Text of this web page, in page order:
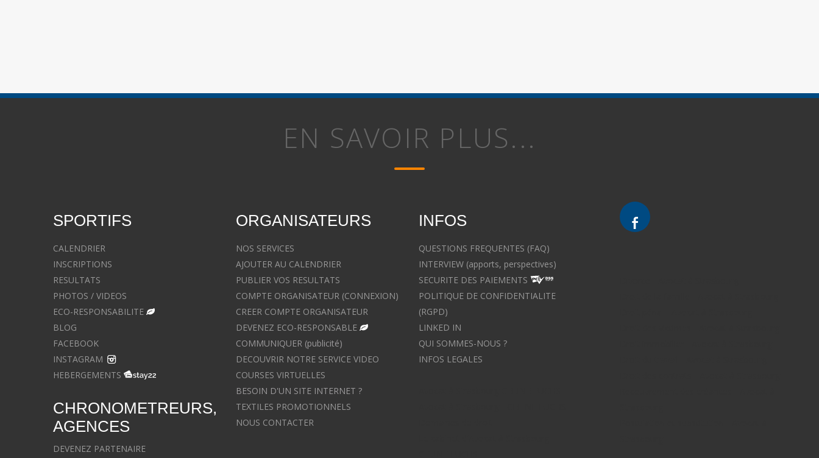
EN SAVOIR PLUS...
SPORTIFS
CALENDRIER
INSCRIPTIONS
RESULTATS
PHOTOS / VIDEOS
ECO-RESPONSABILITE
BLOG
FACEBOOK
INSTAGRAM
HEBERGEMENTS
CHRONOMETREURS,
AGENCES
DEVENEZ PARTENAIRE
ORGANISATEURS
NOS SERVICES
AJOUTER AU CALENDRIER
PUBLIER VOS RESULTATS
COMPTE ORGANISATEUR (CONNEXION)
CREER COMPTE ORGANISATEUR
DEVENEZ ECO-RESPONSABLE
COMMUNIQUER (publicité)
DECOUVRIR NOTRE SERVICE VIDEO
COURSES VIRTUELLES
BESOIN D'UN SITE INTERNET ?
TEXTILES PROMOTIONNELS
NOUS CONTACTER
INFOS
QUESTIONS FREQUENTES (FAQ)
INTERVIEW (apports, perspectives)
SECURITE DES PAIEMENTS
POLITIQUE DE CONFIDENTIALITE
(RGPD)
LINKED IN
QUI SOMMES-NOUS ?
INFOS LEGALES